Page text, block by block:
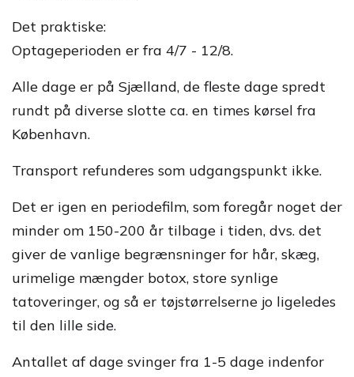
Det praktiske:
Optageperioden er fra 4/7 - 12/8.
Alle dage er på Sjælland, de fleste dage spredt
rundt på diverse slotte ca. en times kørsel fra
København.
Transport refunderes som udgangspunkt ikke.
Det er igen en periodefilm, som foregår noget der
minder om 150-200 år tilbage i tiden, dvs. det
giver de vanlige begrænsninger for hår, skæg,
urimelige mængder botox, store synlige
tatoveringer, og så er tøjstørrelserne jo ligeledes
til den lille side.
Antallet af dage svinger fra 1-5 dage indenfor